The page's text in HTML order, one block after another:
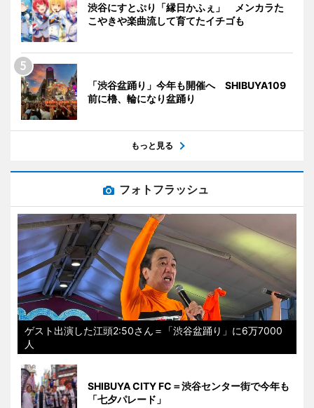
渋谷にすとぷり「縁日かふぇ」 メンカラた
こやきや楽曲流して育てたイチゴも
「渋谷盆踊り」今年も開催へ SHIBUYA109
前に櫓、輪になり盆踊り
もっと見る
フォトフラッシュ
ゲスト出演した江頭2:50さん＝「渋谷盆踊り」に6万7000
人
SHIBUYA CITY FC＝渋谷センター街で今年も
「七夕パレード」